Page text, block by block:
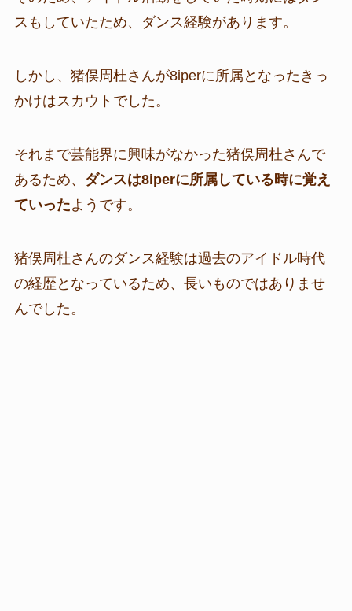
スもしていたため、ダンス経験があります。
しかし、猪俣周杜さんが8iperに所属となったきっ
かけはスカウトでした。
それまで芸能界に興味がなかった猪俣周杜さんで
あるため、 ダンスは8iperに所属している時に覚え
ていったようです。
猪俣周杜さんのダンス経験は過去のアイドル時代
の経歴となっているため、長いものではありませ
んでした。